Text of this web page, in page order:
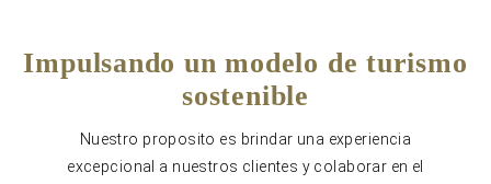
Impulsando un modelo de turismo
sostenible
Nuestro proposito es brindar una experiencia
excepcional a nuestros clientes y colaborar en el